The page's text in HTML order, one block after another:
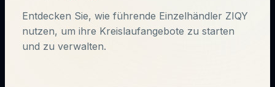
Entdecken Sie, wie führende Einzelhändler ZIQY
nutzen, um ihre Kreislaufangebote zu starten
und zu verwalten.